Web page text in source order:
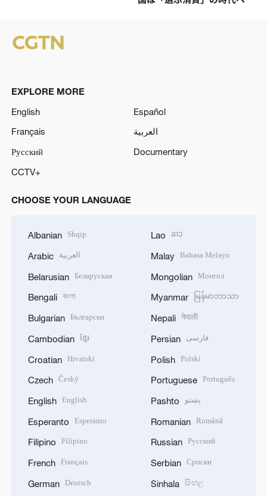
EXPLORE MORE
English
Español
Français
العربية
Русский
Documentary
CCTV+
CHOOSE YOUR LANGUAGE
Albanian Shqip
Arabic العربية
Belarusian Беларуская
Bengali বাংলা
Bulgarian Български
Cambodian ខ្មែរ
Croatian Hrvatski
Czech Český
English English
Esperanto Esperanto
Filipino Filipino
French Français
German Deutsch
Lao ລາວ
Malay Bahasa Melayu
Mongolian Монгол
Myanmar မြန်မာဘာသာ
Nepali नेपाली
Persian فارسی
Polish Polski
Portuguese Português
Pashto پښتو
Romanian Română
Russian Русский
Serbian Српски
Sinhala සිංහල